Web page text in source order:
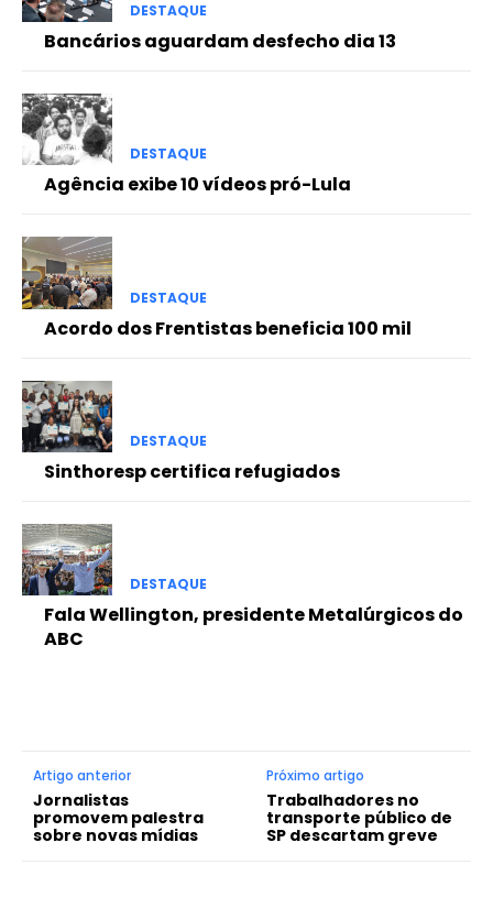
DESTAQUE
Bancários aguardam desfecho dia 13
DESTAQUE
Agência exibe 10 vídeos pró-Lula
DESTAQUE
Acordo dos Frentistas beneficia 100 mil
DESTAQUE
Sinthoresp certifica refugiados
DESTAQUE
Fala Wellington, presidente Metalúrgicos do
ABC
Artigo anterior
Jornalistas
promovem palestra
sobre novas mídias
Próximo artigo
Trabalhadores no
transporte público de
SP descartam greve